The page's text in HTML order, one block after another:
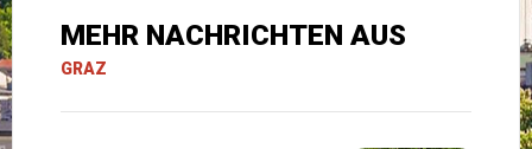
MEHR NACHRICHTEN AUS
GRAZ